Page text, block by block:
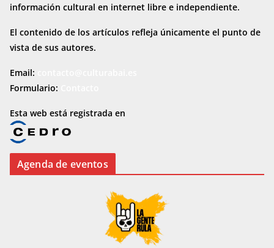
información cultural en internet libre e independiente.
El contenido de los artículos refleja únicamente el punto de
vista de sus autores.
Email:
Formulario:
Esta web está registrada en
Agenda de eventos